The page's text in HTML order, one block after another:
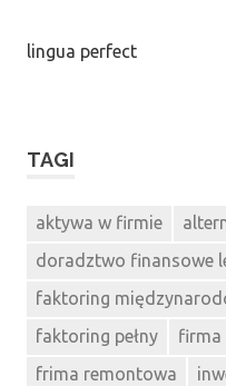
lingua perfect
TAGI
aktywa w firmie
doradztwo finansowe
faktoring
faktoring pełny
firma
frima remontowa